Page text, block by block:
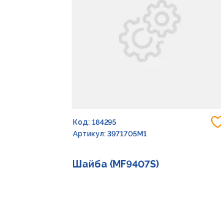
Код: 184295
Артикул: 3971705M1
Шайба (MF9407S)